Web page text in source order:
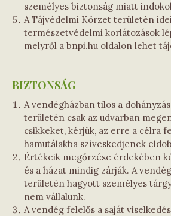
személyes biztonság miatt
A Tájvédelmi Körzet területén
természetvédelmi korlátozások
melyről a bnpi.hu oldalon lehet
BIZTONSÁG
A vendégházban tilos a
területén csak az udvarban
csikkeket, kérjük, az erre a célra
hamutálakba szíveskedjenek
Értékeik megőrzése érdekében
és a házat mindig zárják. A
területén hagyott személyes
nem vállalunk.
A vendég felelős a saját